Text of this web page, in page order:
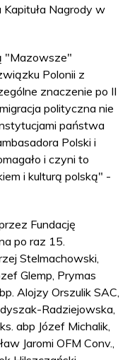
Nagrody w
"Mazowsze"
Polonii z
znaczenie po II
polityczna nie
państwa
Polski i
i czyni to
i kulturą polską" -
Fundację
po raz 15.
Stelmachowski,
Glemp, Prymas
Alojzy Orszulik SAC,
Radziejowska,
abp Józef Michalik,
Jaromi OFM Conv.,